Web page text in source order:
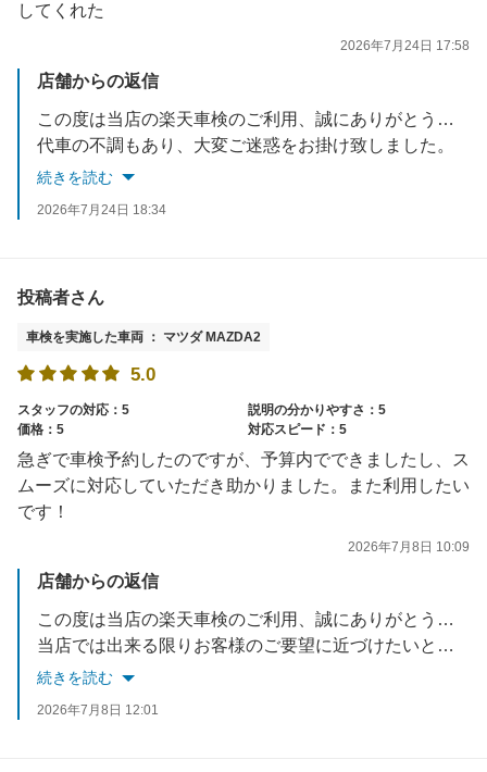
してくれた
2026年7月24日 17:58
店舗からの返信
この度は当店の楽天車検のご利用、誠にありがとうございました。
代車の不調もあり、大変ご迷惑をお掛け致しました。
当店では出来る限りお客様のご要望に近づけたいと考えておりますので、
続きを読む
2026年7月24日 18:34
投稿者さん
車検を実施した車両 ： マツダ MAZDA2
5.0
スタッフの対応：5
説明の分かりやすさ：5
価格：5
対応スピード：5
急ぎで車検予約したのですが、予算内でできましたし、ス
ムーズに対応していただき助かりました。また利用したい
です！
2026年7月8日 10:09
店舗からの返信
この度は当店の楽天車検のご利用、誠にありがとうございました。
当店では出来る限りお客様のご要望に近づけたいと考えておりますので、
今後も車検に限らず、お車で何かお悩みでしたら何でもご相談ください！
続きを読む
2026年7月8日 12:01